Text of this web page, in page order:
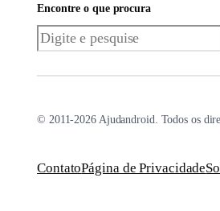
Encontre o que procura
Pesquisar
© 2011-2026 Ajudandroid. Todos os
ContatoPágina de Privacidade